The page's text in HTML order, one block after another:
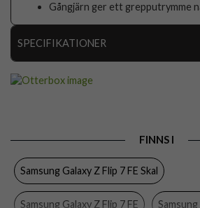
Gångjärn ger ett grepputrymme
SPECIFIKATIONER
Egenskaper Stöttålig, Trådlös
Färg
FINNS I
Samsung Galaxy Z Flip 7 FE Skal
Samsung Galaxy Z Flip 7 FE Samsung